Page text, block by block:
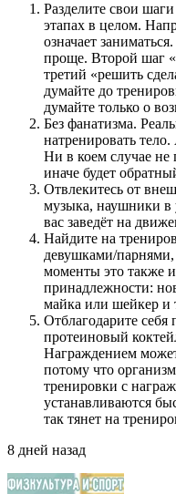
Разделите свои
этапах в целом.
означает
проще. Второй шаг
третий «решить
думайте до
думайте только о
Без фанатизма.
натренировать
Ни в коем случае не
иначе будет
Отвлекитесь от
музыка, наушники в
вас заведёт на
Найдите на
девушками/
моменты это также
принадлежности:
майка или шейкер и
Отблагодарите себя
протеиновый
Награждением
потому что
тренировки с
устанавливаются
так тянет на
8 дней назад